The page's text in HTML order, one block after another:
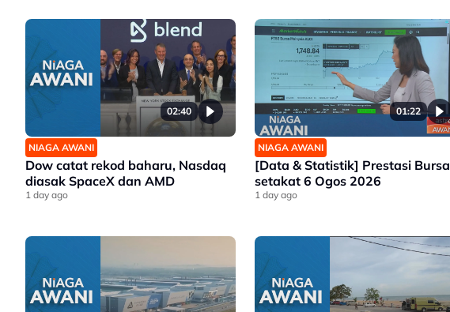
02:40
NIAGA AWANI
Dow catat rekod baharu, Nasdaq
diasak SpaceX dan AMD
1 day ago
01:22
NIAGA AWANI
[Data & Statistik] Prestasi Bursa
setakat 6 Ogos 2026
1 day ago